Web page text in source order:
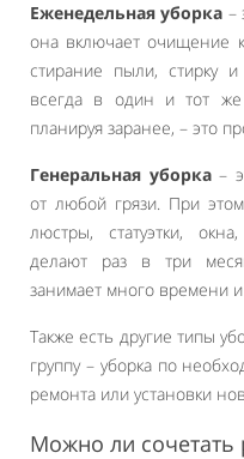
Еженедельная уборка –
она включает очищение
стирание пыли, стирку
всегда в один и тот
планируя заранее, – это
Генеральная уборка–
от любой грязи. При
люстры, статуэтки,
делают раз в три
занимает много времени
Также есть другие типы
группу – уборка по
ремонта или установки
Можно ли сочетать